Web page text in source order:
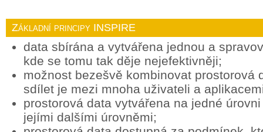
Základní principy INSPIRE
data sbírána a vytvářena jednou a
kde se tomu tak děje nejefektivněji;
možnost bezešvě kombinovat prostorová
sdílet je mezi mnoha uživateli a
prostorová data vytvářena na jedné
jejími dalšími úrovněmi;